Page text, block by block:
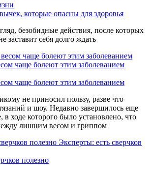
которые опасны для здоровья
безобидные действия, после которых
заставит себя долго ждать
чаще болеют этим заболеванием
чаще болеют этим заболеванием
не приносил пользу, разве что
и шоу. Недавно завершилось еще
в ходе которого было установлено, что
лишним весом и гриппом
Эксперты: есть сверчков
полезно